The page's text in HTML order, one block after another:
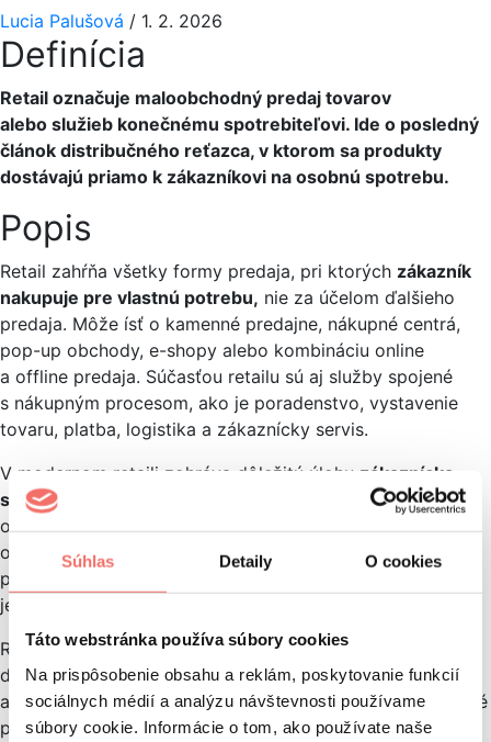
Súhlas Detaily O cookies
Táto webstránka používa súbory cookies
Na prispôsobenie obsahu a reklám, poskytovanie funkcií
sociálnych médií a analýzu návštevnosti používame
súbory cookie. Informácie o tom, ako používate naše
Lucia Palušová / 1. 2. 2026
Definícia
Retail označuje maloobchodný predaj tovarov
alebo služieb konečnému spotrebiteľovi. Ide o posledný
článok distribučného reťazca, v ktorom sa produkty
dostávajú priamo k zákazníkovi na osobnú spotrebu.
Popis
Retail zahŕňa všetky formy predaja, pri ktorých zákazník
nakupuje pre vlastnú potrebu, nie za účelom ďalšieho
predaja. Môže ísť o kamenné predajne, nákupné centrá,
pop-up obchody, e-shopy alebo kombináciu online
a offline predaja. Súčasťou retailu sú aj služby spojené
s nákupným procesom, ako je poradenstvo, vystavenie
tovaru, platba, logistika a zákaznícky servis.
V modernom retaili zohráva dôležitú úlohu zákaznícka
skúsenosť.
Rozloženie predajne, vizuálny merchandising,
osvetlenie, hudba, vône či interakcia s personálom priamo
ovplyvňujú nákupné správanie. V online retaili túto úlohu
preberá používateľské rozhranie, rýchlosť stránky,
jednoduchosť nákupu a personalizácia obsahu.
Retail sa v posledných rokoch výrazne mení pod vplyvom
digitalizácie. Prepája sa s dátami, automatizáciou
a technológiami, ako sú vernostné systémy, samoobslužné
pokladne, mobilné aplikácie čiomnichannel prístup, ktorý